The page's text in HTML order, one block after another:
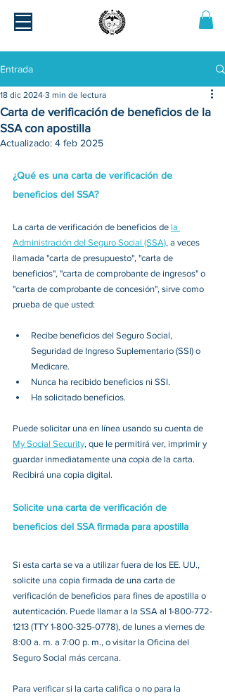
Entrada
Carta de verificación de beneficios de la
SSA con apostilla
18 dic 2024 3 min de lectura
Actualizado: 4 feb 2025
¿Qué es una carta de verificación de
beneficios del SSA?
La carta de verificación de beneficios de la
Administración del Seguro Social (SSA), a veces
llamada "carta de presupuesto", "carta de
beneficios", "carta de comprobante de ingresos" o
"carta de comprobante de concesión", sirve como
prueba de que usted:
Recibe beneficios del Seguro Social,
Seguridad de Ingreso Suplementario (SSI) o
Medicare.
Nunca ha recibido beneficios ni SSI.
Ha solicitado beneficios.
Puede solicitar una en línea usando su cuenta de
My Social Security, que le permitirá ver, imprimir y
guardar inmediatamente una copia de la carta.
Recibirá una copia digital.
Solicite una carta de verificación de
beneficios del SSA firmada para apostilla
Si esta carta se va a utilizar fuera de los EE. UU.,
solicite una copia firmada de una carta de
verificación de beneficios para fines de apostilla o
autenticación. Puede llamar a la SSA al 1-800-772-
1213 (TTY 1-800-325-0778), de lunes a viernes de
8:00 a. m. a 7:00 p. m., o visitar la Oficina del
Seguro Social más cercana.
Para verificar si la carta califica o no para la